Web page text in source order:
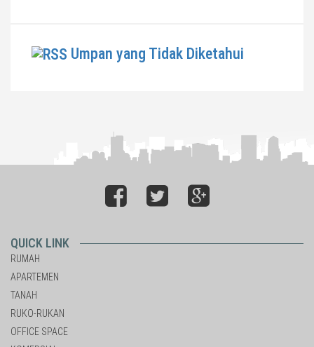
Umpan yang Tidak Diketahui
QUICK LINK
RUMAH
APARTEMEN
TANAH
RUKO-RUKAN
OFFICE SPACE